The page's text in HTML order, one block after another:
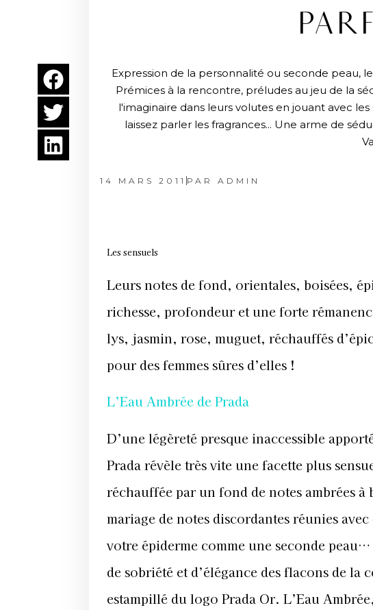
Expression de la personnalité ou seconde peau,
Prémices à la rencontre, préludes au jeu de la
l'imaginaire dans leurs volutes en jouant avec
laissez parler les fragrances... Une arme de
14 MARS 2011 PAR ADMIN
Les sensuels
Leurs notes de fond, orientales, boisées,
richesse, profondeur et une forte
lys, jasmin, rose, muguet, réchauffés
pour des femmes sûres d’elles !
L’Eau Ambrée de Prada
D’une légèreté presque inaccessible
Prada révèle très vite une facette plus
réchauffée par un fond de notes ambrées
mariage de notes discordantes réunies
votre épiderme comme une seconde
de sobriété et d’élégance des flacons de la
estampillé du logo Prada Or. L’Eau